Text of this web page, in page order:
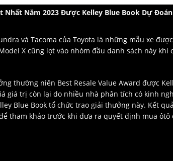
Nhất Năm 2023 Được Kelley Blue Book Dự
và Tacoma của Toyota là những mẫu xe
X cũng lọt vào nhóm đầu danh sách này
thường niên Best Resale Value Award được
giá trị còn lại do nhiều nhà phân tích có kinh
Blue Book tổ chức trao giải thưởng này. Kết
tham khảo trước khi đưa ra quyết định mua ôtô